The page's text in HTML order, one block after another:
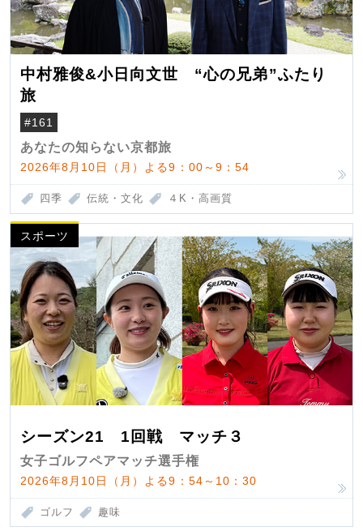
中村雅俊&小日向文世 “心の兄弟”ふたり
旅
#161
あなたの知らない京都旅
2026年8月10日（月）よる9：00～9：54
四季 伝統・文化 ４K・高画質
スポーツ
シーズン21 1回戦 マッチ３
女子ゴルフペアマッチ選手権
2026年8月10日（月）よる9：54～10：30
ゴルフ 趣味